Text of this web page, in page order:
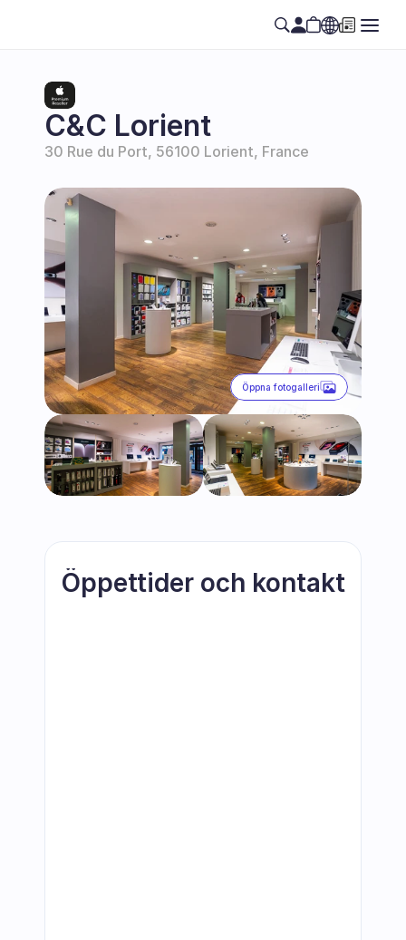
SE
C&C Lorient
30 Rue du Port, 56100 Lorient, France
Öppna fotogalleri
Öppettider och kontakt